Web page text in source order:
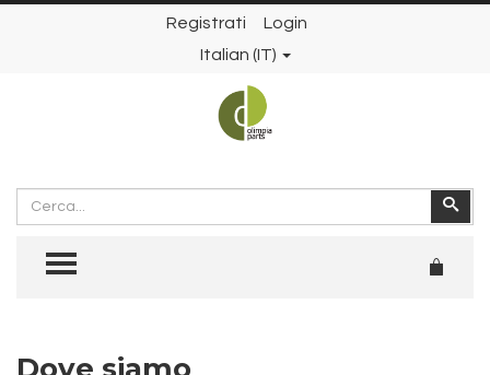
Registrati
Login
Italian (IT)
Cerca
TOGGLE MENU